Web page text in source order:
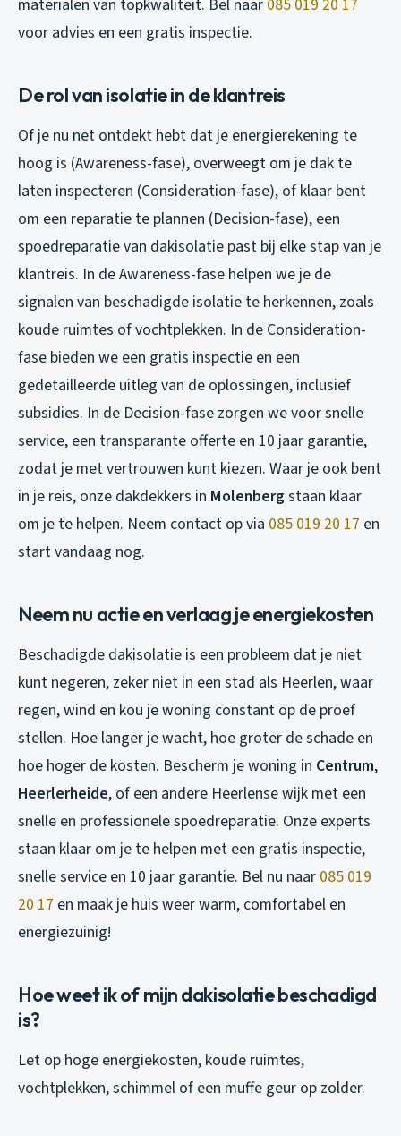
materialen van topkwaliteit. Bel naar 085 019 20 17
voor advies en een gratis inspectie.
De rol van isolatie in de klantreis
Of je nu net ontdekt hebt dat je energierekening te
hoog is (Awareness-fase), overweegt om je dak te
laten inspecteren (Consideration-fase), of klaar bent
om een reparatie te plannen (Decision-fase), een
spoedreparatie van dakisolatie past bij elke stap van je
klantreis. In de Awareness-fase helpen we je de
signalen van beschadigde isolatie te herkennen, zoals
koude ruimtes of vochtplekken. In de Consideration-
fase bieden we een gratis inspectie en een
gedetailleerde uitleg van de oplossingen, inclusief
subsidies. In de Decision-fase zorgen we voor snelle
service, een transparante offerte en 10 jaar garantie,
zodat je met vertrouwen kunt kiezen. Waar je ook bent
in je reis, onze dakdekkers in Molenberg staan klaar
om je te helpen. Neem contact op via 085 019 20 17 en
start vandaag nog.
Neem nu actie en verlaag je energiekosten
Beschadigde dakisolatie is een probleem dat je niet
kunt negeren, zeker niet in een stad als Heerlen, waar
regen, wind en kou je woning constant op de proef
stellen. Hoe langer je wacht, hoe groter de schade en
hoe hoger de kosten. Bescherm je woning in Centrum,
Heerlerheide, of een andere Heerlense wijk met een
snelle en professionele spoedreparatie. Onze experts
staan klaar om je te helpen met een gratis inspectie,
snelle service en 10 jaar garantie. Bel nu naar 085 019
20 17 en maak je huis weer warm, comfortabel en
energiezuinig!
Hoe weet ik of mijn dakisolatie beschadigd
is?
Let op hoge energiekosten, koude ruimtes,
vochtplekken, schimmel of een muffe geur op zolder.